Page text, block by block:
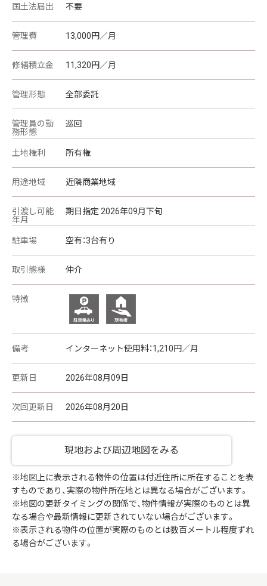
国土法届出 不要
管理費 13,000円／月
修繕積立金 11,320円／月
管理形態 全部委託
管理員の勤
務形態
巡回
土地権利 所有権
用途地域 近隣商業地域
引渡し可能
年月
期日指定 2026年09月下旬
駐車場 空有：3台有り
取引態様 仲介
特徴
備考 インターネット使用料：1,210円／月
更新日 2026年08月09日
次回更新日 2026年08月20日
現地および周辺地図をみる
※地図上に表示される物件の位置は付近住所に所在することを表
すものであり、実際の物件所在地とは異なる場合がございます。
※地図の更新タイミングの関係で、物件情報が実際のものとは異
なる場合や最新情報に更新されていない場合がございます。
※表示される物件の位置が実際のものとは数百メートル程度ずれ
る場合がございます。